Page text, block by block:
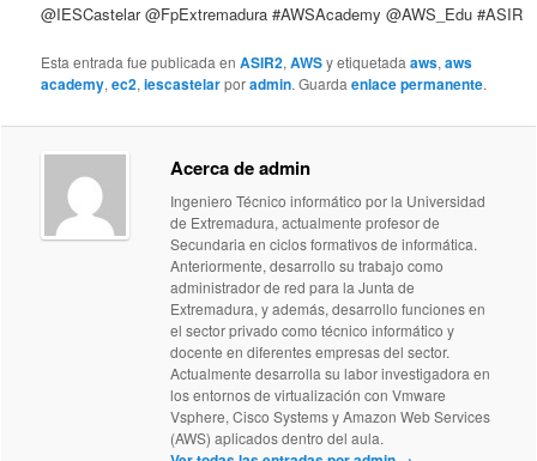
@IESCastelar @FpExtremadura #AWSAcademy @AWS_Edu #ASIR
Esta entrada fue publicada enASIR2,AWSy etiquetadaaws,aws
academy,ec2,iescastelarporadmin. Guardaenlace permanente.
Acerca de admin
Ingeniero Técnico informático por la Universidad
de Extremadura, actualmente profesor de
Secundaria en ciclos formativos de informática.
Anteriormente, desarrollo su trabajo como
administrador de red para la Junta de
Extremadura, y además, desarrollo funciones en
el sector privado como técnico informático y
docente en diferentes empresas del sector.
Actualmente desarrolla su labor investigadora en
los entornos de virtualización con Vmware
Vsphere, Cisco Systems y Amazon Web Services
(AWS) aplicados dentro del aula.